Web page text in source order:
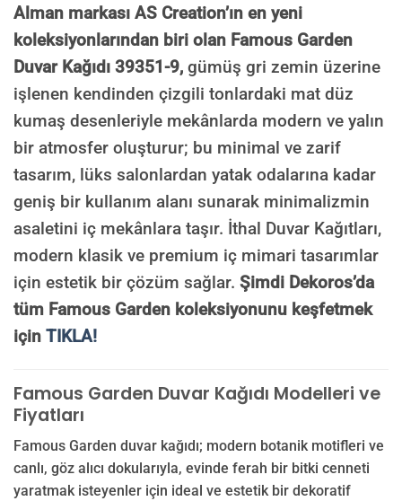
Alman markası AS Creation’ın en yeni
koleksiyonlarından biri olan Famous Garden
Duvar Kağıdı 39351-9, gümüş gri zemin üzerine
işlenen kendinden çizgili tonlardaki mat düz
kumaş desenleriyle mekânlarda modern ve yalın
bir atmosfer oluşturur; bu minimal ve zarif
tasarım, lüks salonlardan yatak odalarına kadar
geniş bir kullanım alanı sunarak minimalizmin
asaletini iç mekânlara taşır. İthal Duvar Kağıtları,
modern klasik ve premium iç mimari tasarımlar
için estetik bir çözüm sağlar. Şimdi Dekoros’da
tüm Famous Garden koleksiyonunu keşfetmek
için TIKLA!
Famous Garden Duvar Kağıdı Modelleri ve
Fiyatları
Famous Garden duvar kağıdı; modern botanik motifleri ve
canlı, göz alıcı dokularıyla, evinde ferah bir bitki cenneti
yaratmak isteyenler için ideal ve estetik bir dekoratif